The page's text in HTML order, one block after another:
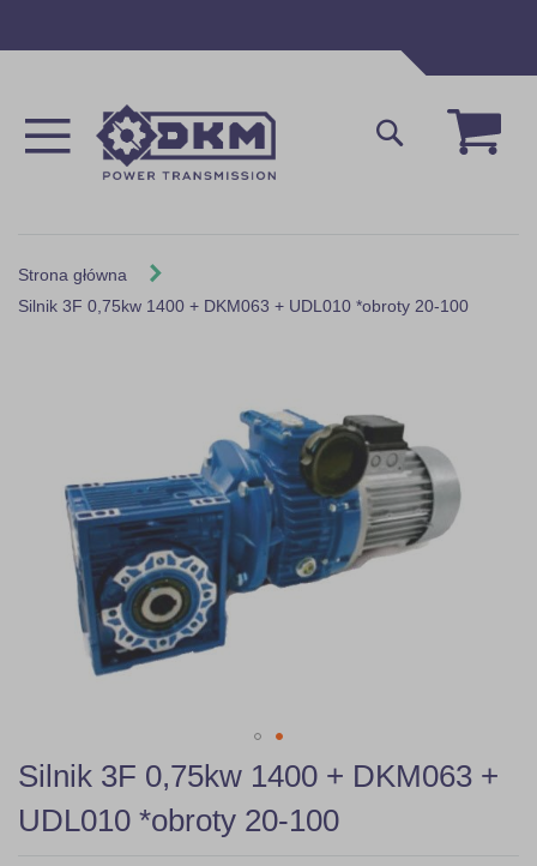
Mój
Szukaj
Strona główna
Silnik 3F 0,75kw 1400 + DKM063 + UDL010 *obroty 20-100
images
Skip
to
the
beginning
Silnik 3F 0,75kw 1400 + DKM063 +
UDL010 *obroty 20-100